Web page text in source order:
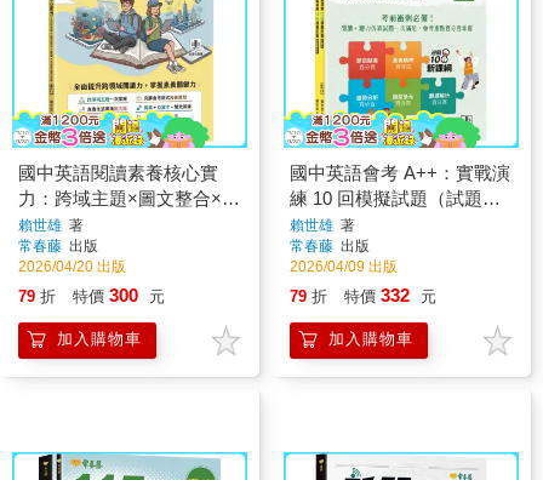
國中英語閱讀素養核心實
力：跨域主題×圖文整合×閱
讀＋克漏字雙效訓練(試題
本+翻譯解析本+QR Cod線
上音檔)
賴世雄 著
常春藤 出版
2026/04/20 出版
79 折 特價 300 元
加入購物車
國中英語會考 A++：實戰演
練 10 回模擬試題（試題本
+ 翻譯解析本 + QR Code線
上音檔）
賴世雄 著
常春藤 出版
2026/04/09 出版
79 折 特價 332 元
加入購物車